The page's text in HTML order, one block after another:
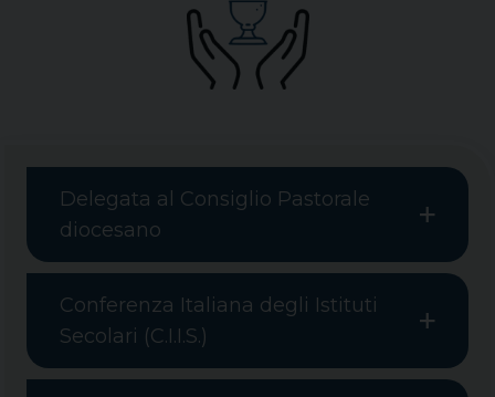
Delegata al Consiglio Pastorale
diocesano
Conferenza Italiana degli Istituti
Secolari (C.I.I.S.)